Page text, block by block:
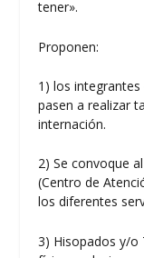
tener».
Proponen:
1) los
pasen a realizar
internación.
2) Se convoque
(Centro de
los diferentes
3) Hisopados y/o